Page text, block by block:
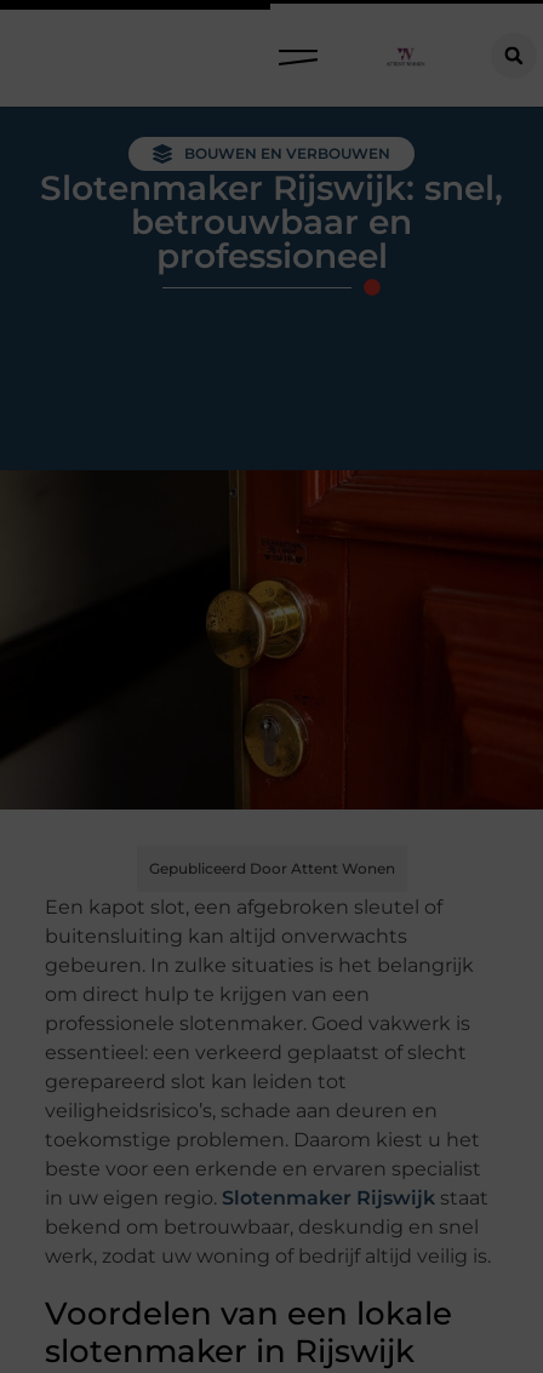
BOUWEN EN VERBOUWEN
Slotenmaker Rijswijk: snel,
betrouwbaar en
professioneel
Gepubliceerd Door Attent Wonen
Een kapot slot, een afgebroken sleutel of
buitensluiting kan altijd onverwachts
gebeuren. In zulke situaties is het belangrijk
om direct hulp te krijgen van een
professionele slotenmaker. Goed vakwerk is
essentieel: een verkeerd geplaatst of slecht
gerepareerd slot kan leiden tot
veiligheidsrisico’s, schade aan deuren en
toekomstige problemen. Daarom kiest u het
beste voor een erkende en ervaren specialist
in uw eigen regio. Slotenmaker Rijswijkstaat
bekend om betrouwbaar, deskundig en snel
werk, zodat uw woning of bedrijf altijd veilig is.
Voordelen van een lokale
slotenmaker in Rijswijk